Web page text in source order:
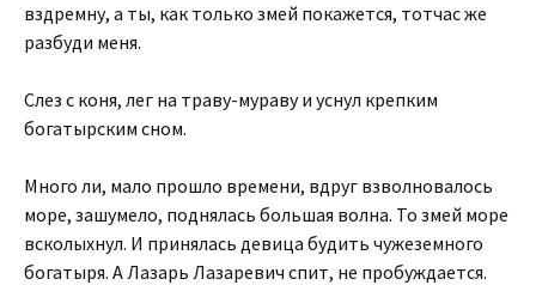
вздремну, а ты, как только змей покажется, тотчас же
разбуди меня.
Слез с коня, лег на траву-мураву и уснул крепким
богатырским сном.
Много ли, мало прошло времени, вдруг взволновалось
море, зашумело, поднялась большая волна. То змей море
всколыхнул. И принялась девица будить чужеземного
богатыря. А Лазарь Лазаревич спит, не пробуждается.